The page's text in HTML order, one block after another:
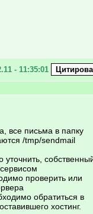
- 11:35:01
все письма в папку
/tmp/sendmail
уточнить,
проверить или
обратиться в
хостинг.